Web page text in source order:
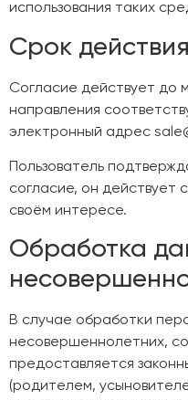
использования таких
Срок
Согласие действует до
направления
электронный адрес
Пользователь
согласие, он действует
своём интересе.
Обработка
В случае обработки
несовершеннолетних,
предоставляется
(родителем,